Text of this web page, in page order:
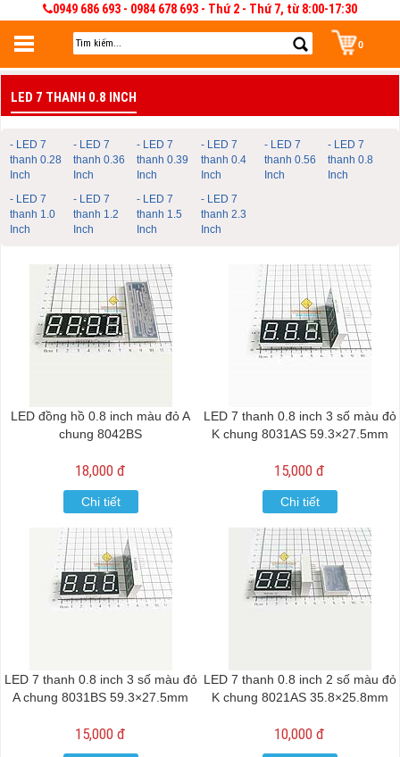
0949 686 693 - 0984 678 693 - Thứ 2 - Thứ 7, từ 8:00-17:30
0
Đăng nhập
Đăng nhập để lưu giỏ hàng 30 ngày. Có thể sửa và quản lý giỏ hàng và đơn
hàng
LED 7 THANH 0.8 INCH
- LED 7
thanh 0.28
Inch
- LED 7
thanh 0.36
Inch
- LED 7
thanh 0.39
Inch
- LED 7
thanh 0.4
Inch
- LED 7
thanh 0.56
Inch
- LED 7
thanh 0.8
Inch
- LED 7
thanh 1.0
Inch
- LED 7
thanh 1.2
Inch
- LED 7
thanh 1.5
Inch
- LED 7
thanh 2.3
Inch
LED đồng hồ 0.8 inch màu đỏ A
chung 8042BS
18,000 đ
Chi tiết
LED 7 thanh 0.8 inch 3 số màu đỏ
K chung 8031AS 59.3×27.5mm
15,000 đ
Chi tiết
LED 7 thanh 0.8 inch 3 số màu đỏ
A chung 8031BS 59.3×27.5mm
15,000 đ
LED 7 thanh 0.8 inch 2 số màu đỏ
K chung 8021AS 35.8×25.8mm
10,000 đ